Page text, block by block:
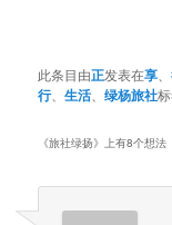
此条目由正发表在享 、
行、生活 、绿杨旅社
《旅社绿扬》上有8个想法